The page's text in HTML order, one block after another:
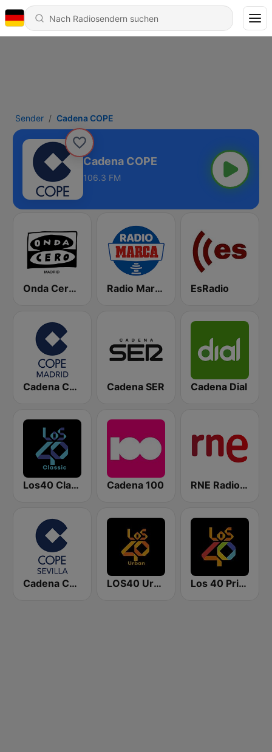
Sender Cadena COPE
Cadena COPE
106.3 FM
Onda Cero Madrid Radio Marca Nacional EsRadio
Cadena COPE Madrid Cadena SER Cadena Dial
Los40 Classic Cadena 100 RNE Radio Nacional
Cadena COPE Sevilla LOS40 Urban Los 40 Principales